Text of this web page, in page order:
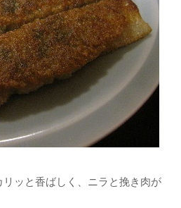
ッと香ばしく、ニラと挽き肉が